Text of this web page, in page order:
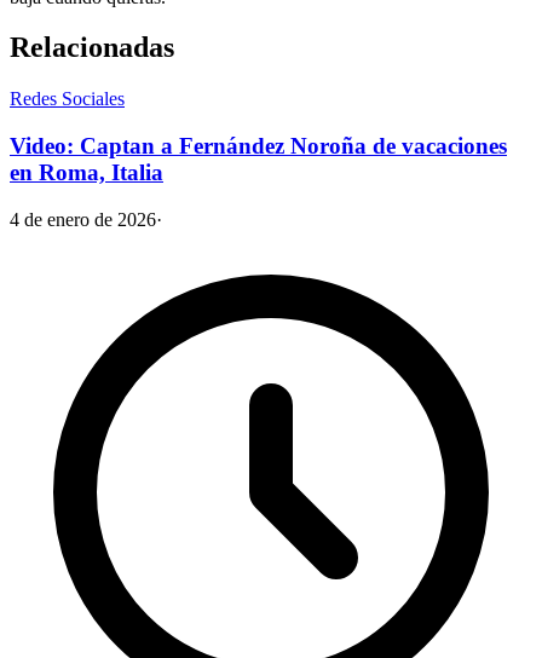
Relacionadas
Redes Sociales
Video: Captan a Fernández Noroña de vacaciones
en Roma, Italia
4 de enero de 2026·